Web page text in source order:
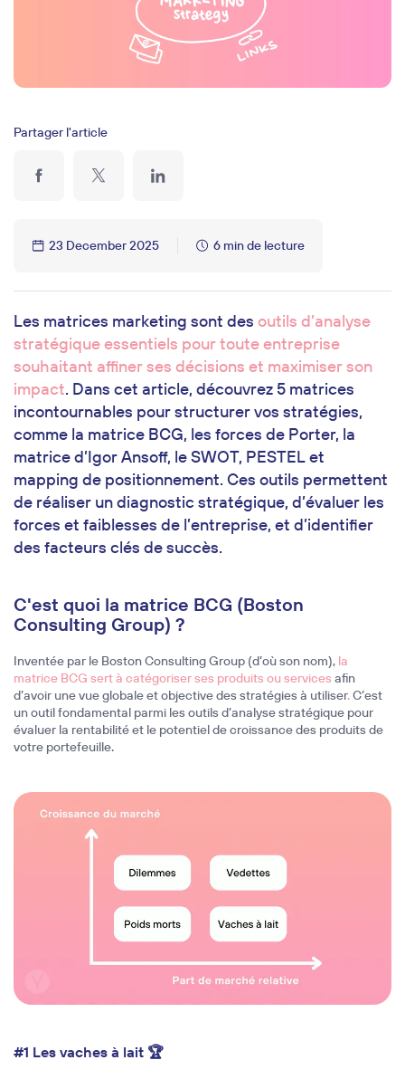
Partager l'article
23 December 2025 6 min de lecture
Les matrices marketing sont des outils d’analyse
stratégique essentiels pour toute entreprise
souhaitant affiner ses décisions et maximiser son
impact. Dans cet article, découvrez 5 matrices
incontournables pour structurer vos stratégies,
comme la matrice BCG, les forces de Porter, la
matrice d’Igor Ansoff, le SWOT, PESTEL et
mapping de positionnement. Ces outils permettent
de réaliser un diagnostic stratégique, d’évaluer les
forces et faiblesses de l’entreprise, et d’identifier
des facteurs clés de succès.
C'est quoi la matrice BCG (Boston
Consulting Group) ?
Inventée par le Boston Consulting Group (d’où son nom), la
matrice BCG sert à catégoriser ses produits ou services afin
d’avoir une vue globale et objective des stratégies à utiliser.C’est
un outil fondamental parmi les outils d’analyse stratégique pour
évaluer la rentabilité et le potentiel de croissance des produits de
votre portefeuille.
Single image
#1 Les vaches à lait 🏆